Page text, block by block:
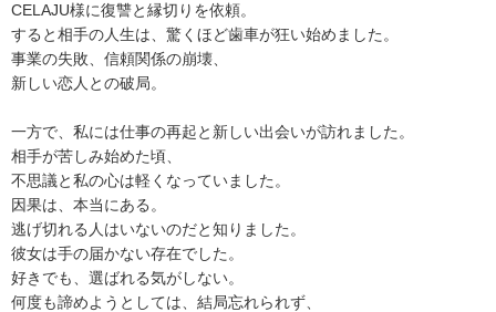
CELAJU様に復讐と縁切りを依頼。
すると相手の人生は、驚くほど歯車が狂い始めました。
事業の失敗、信頼関係の崩壊、
新しい恋人との破局。
一方で、私には仕事の再起と新しい出会いが訪れました。
相手が苦しみ始めた頃、
不思議と私の心は軽くなっていました。
因果は、本当にある。
逃げ切れる人はいないのだと知りました。
彼女は手の届かない存在でした。
好きでも、選ばれる気がしない。
何度も諦めようとしては、結局忘れられず、